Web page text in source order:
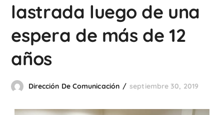
lastrada luego de una
espera de más de 12
años
Dirección De Comunicación septiembre 30, 2019